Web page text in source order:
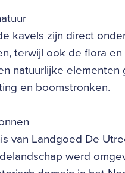
kavels zijn direct
terwijl ook de flora
natuurlijke elementen
en boomstronken.
van Landgoed De
werd